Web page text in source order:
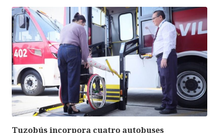
Tuzobús incorpora cuatro autobuses